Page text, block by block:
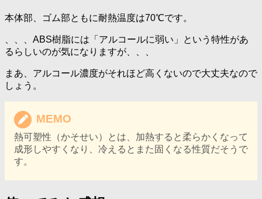
本体部、ゴム部ともに耐熱温度は70℃です。
、、、ABS樹脂には「アルコールに弱い」という特性があ
るらしいのが気になりますが、、、
まあ、アルコール濃度がそれほど高くないので大丈夫なので
しょう。
MEMO
熱可塑性（かそせい）とは、加熱すると柔らかくなって
成形しやすくなり、冷えるとまた固くなる性質だそうで
す。